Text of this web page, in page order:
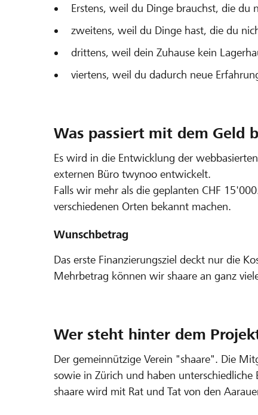
Erstens, weil du Dinge brauchst, die du
zweitens, weil du Dinge hast, die du
drittens, weil dein Zuhause kein
viertens, weil du dadurch neue
Was passiert mit dem Geld
Es wird in die Entwicklung der
externen Büro twynoo entwickelt.
Falls wir mehr als die geplanten CHF
verschiedenen Orten bekannt machen.
Wunschbetrag
Das erste Finanzierungsziel deckt nur die
Mehrbetrag können wir shaare an ganz
Wer steht hinter dem
Der gemeinnützige Verein "shaare". Die
sowie in Zürich und haben unterschiedliche
shaare wird mit Rat und Tat von den